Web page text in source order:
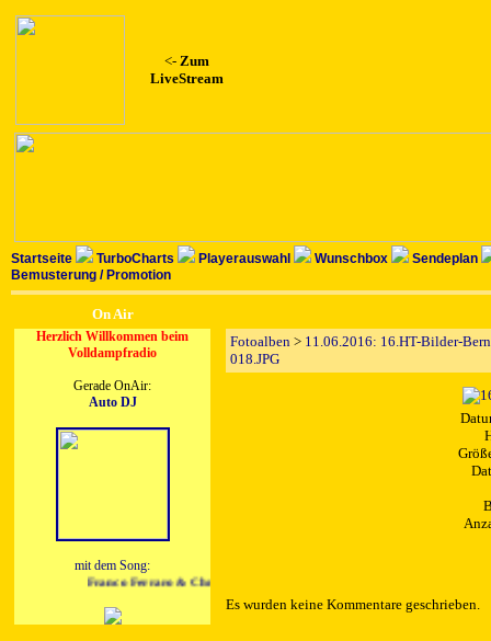
<- Zum
LiveStream
Startseite TurboCharts Playerauswahl Wunschbox
Sendeplan
Bemusterung / Promotion
On Air
Herzlich Willkommen beim
Volldampfradio
Gerade OnAir:
Auto DJ
mit dem Song:
Franco Ferraro & Christopher Held - Ich Will Mit Dir Tanzen
Fotoalben > 11.06.2016: 16.HT-Bilder-
018.JPG
Es wurden keine Kommentare geschrieben.